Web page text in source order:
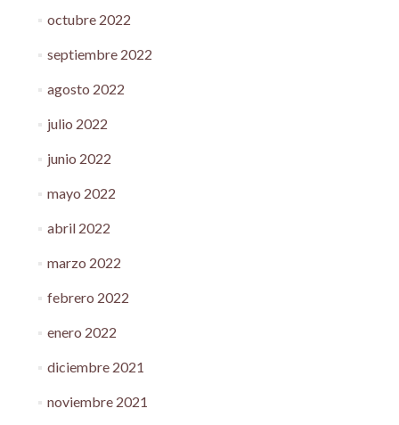
octubre 2022
septiembre 2022
agosto 2022
julio 2022
junio 2022
mayo 2022
abril 2022
marzo 2022
febrero 2022
enero 2022
diciembre 2021
noviembre 2021